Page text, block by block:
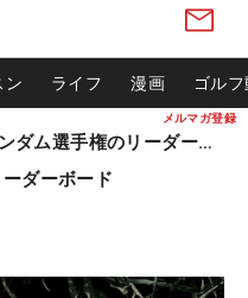
メルマガ登録
ン ライフ 漫画 ゴル
松山英樹ら出場 ウィンダム選手権のリーダーボード
ダーボード